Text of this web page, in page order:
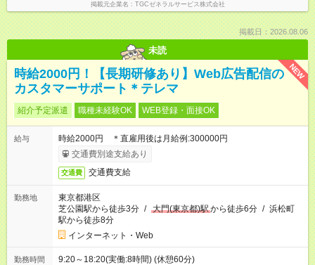
掲載元企業名 TGCゼネラルサービス株式会社
掲載日：2026.08.06
未読
NEW
時給2000円！【長期研修あり】Web広告配信の
カスタマーサポート＊テレマ
紹介予定派遣 職種未経験OK WEB登録・面接OK
給与
時給2000円 ＊直雇用後は月給例:300000円
交通費別途支給あり
交通費 交通費支給
勤務地
東京都港区
芝公園駅から徒歩3分 / 大門(東京都)駅から徒歩6分 / 浜松町
駅から徒歩8分
インターネット・Web
勤務時間 9:20～18:20(実働:8時間) (休憩60分)